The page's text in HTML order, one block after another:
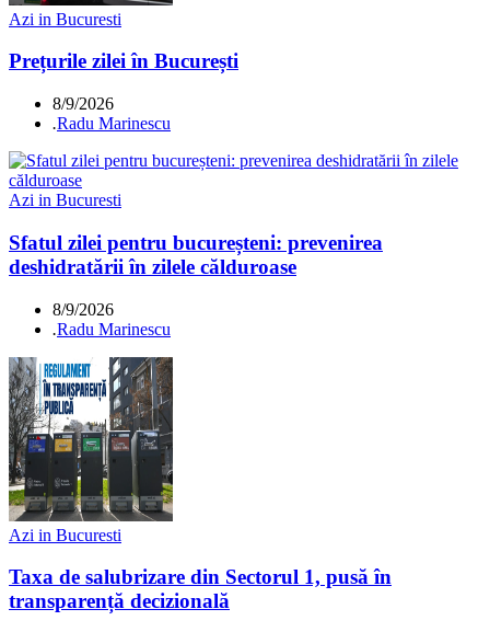
Azi in Bucuresti
Prețurile zilei în București
8/9/2026
.Radu Marinescu
Azi in Bucuresti
Sfatul zilei pentru bucureșteni: prevenirea
deshidratării în zilele călduroase
8/9/2026
.Radu Marinescu
Azi in Bucuresti
Taxa de salubrizare din Sectorul 1, pusă în
transparență decizională